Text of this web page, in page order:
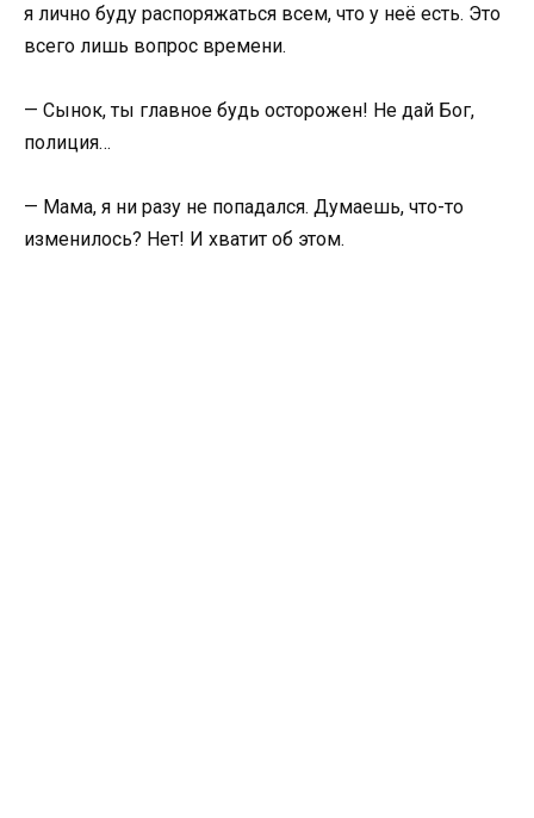
я лично буду распоряжаться всем, что у неё есть. Это
всего лишь вопрос времени.
— Сынок, ты главное будь осторожен! Не дай Бог,
полиция…
— Мама, я ни разу не попадался. Думаешь, что-то
изменилось? Нет! И хватит об этом.